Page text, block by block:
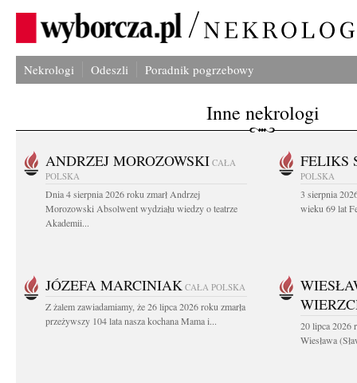
Nekrologi Odeszli Poradnik pogrzebowy
Inne nekrologi
ANDRZEJ MOROZOWSKI CAŁA
POLSKA
Dnia 4 sierpnia 2026 roku zmarł Andrzej
Morozowski Absolwent wydziału wiedzy o teatrze
Akademii...
FELIKS
POLSKA
3 sierpnia
wieku 69 lat
JÓZEFA MARCINIAK CAŁA POLSKA
Z żalem zawiadamiamy, że 26 lipca 2026 roku zmarła
przeżywszy 104 lata nasza kochana Mama i...
20 lipca 2026
Wiesława